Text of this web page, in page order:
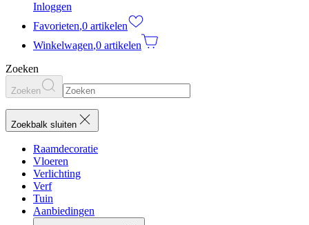
Inloggen
Favorieten,0 artikelen
Winkelwagen,0 artikelen
Zoeken
Zoeken
Zoekbalk sluiten
Raamdecoratie
Vloeren
Verlichting
Verf
Tuin
Aanbiedingen